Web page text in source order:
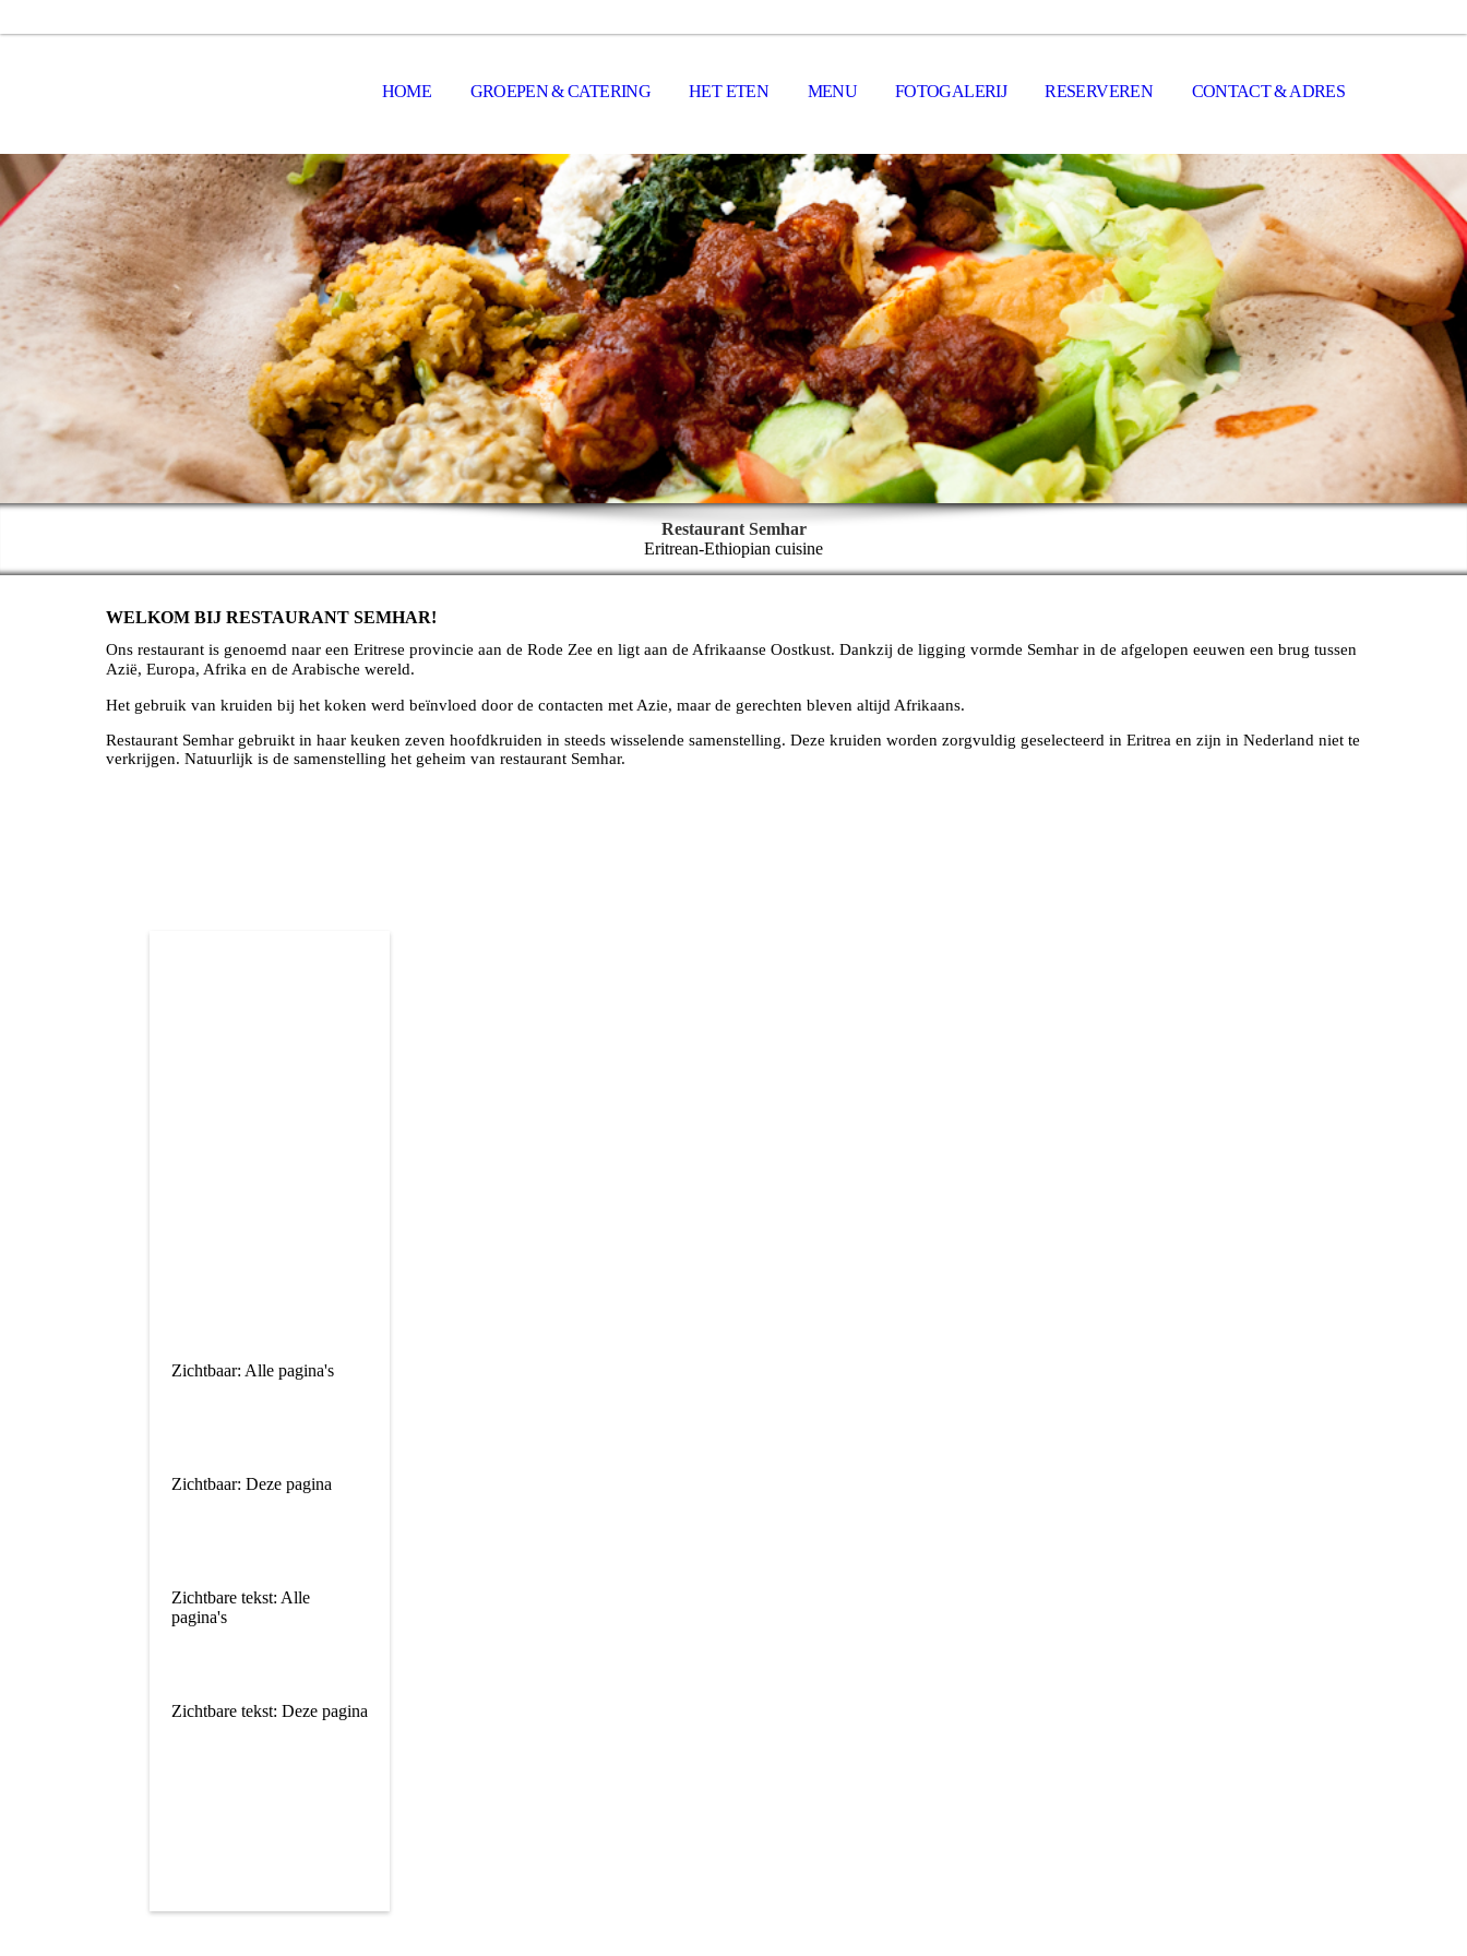
HOME GROEPEN & CATERING HET ETEN MENU FOTOGALERIJ RESERVEREN CONTACT & ADRES
Restaurant Semhar
Eritrean-Ethiopian cuisine
WELKOM BIJ RESTAURANT SEMHAR!
Ons restaurant is genoemd naar een Eritrese provincie aan de Rode Zee en ligt aan de Afrikaanse Oostkust. Dankzij de ligging vormde Semhar in de afgelopen eeuwen een brug tussen
Azië, Europa, Afrika en de Arabische wereld.
Het gebruik van kruiden bij het koken werd beïnvloed door de contacten met Azie, maar de gerechten bleven altijd Afrikaans.
Restaurant Semhar gebruikt in haar keuken zeven hoofdkruiden in steeds wisselende samenstelling. Deze kruiden worden zorgvuldig geselecteerd in Eritrea en zijn in Nederland niet te
verkrijgen. Natuurlijk is de samenstelling het geheim van restaurant Semhar.
Zichtbaar: Alle pagina's
Zichtbaar: Deze pagina
Zichtbare tekst: Alle
pagina's
Zichtbare tekst: Deze pagina